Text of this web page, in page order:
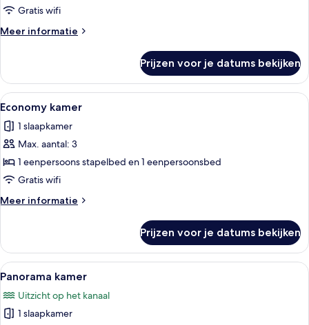
Gratis wifi
Meer informatie
Meer
kamer
Prijzen voor je datums bekijken
Alle
foto's
voor
Economy
kamer
laden
Economy kamer | Een minibar, gratis
7
Economy kamer
1 slaapkamer
Max. aantal: 3
1 eenpersoons stapelbed en 1 eenpersoonsbed
Gratis wifi
Meer informatie
Meer
kamer
Prijzen voor je datums bekijken
Alle
foto's
voor
Panorama
Een slaapkamer met een houten
11
Panorama kamer
Uitzicht op het kanaal
1 slaapkamer